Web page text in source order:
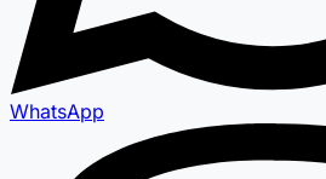
WhatsApp